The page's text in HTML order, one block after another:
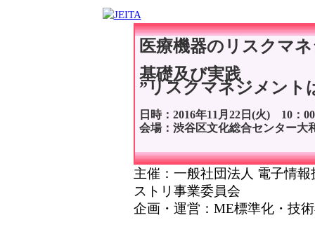
医療機器のリスクマ
基礎及び実践
”リスクマネジメント
日時：2016年11月22日(火) 10：
会場：渋谷区文化総合センター
主催：一般社団法人 電子情
ストリ事業委員会
企画・運営：ME標準化・技